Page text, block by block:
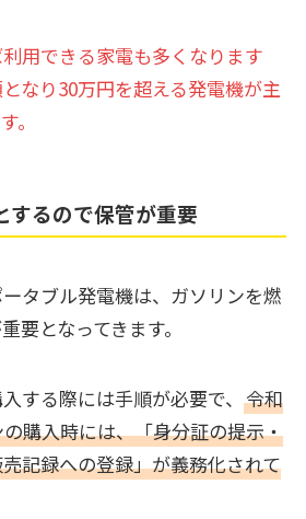
用できる家電も多くなります
なり30万円を超える発電機が主
。
するので保管が重要
タブル発電機は、ガソリンを燃
要となってきます。
する際には手順が必要で、 令和
購入時には、「身分証の提示・
記録への登録」が義務化されて